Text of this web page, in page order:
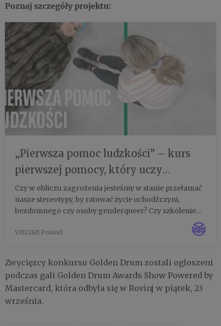
Poznaj szczegóły projektu:
„Pierwsza pomoc ludzkości” – kurs
pierwszej pomocy, który uczy
tolerancji
Czy w obliczu zagrożenia jesteśmy w stanie przełamać
nasze stereotypy, by ratować życie uchodźczyni,
bezdomnego czy osoby genderqueer? Czy szkolenie
tolerancji? Bank BNP Paribas we współpracy z
VMLY&R Poland
Zwycięzcy konkursu Golden Drum zostali ogłoszeni
podczas gali Golden Drum Awards Show Powered by
Mastercard, która odbyła się w Rovinj w piątek, 23
września.